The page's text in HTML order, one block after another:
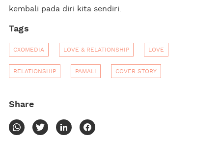
kembali pada diri kita sendiri.
Tags
CXOMEDIA LOVE & RELATIONSHIP LOVE
RELATIONSHIP PAMALI COVER STORY
Share